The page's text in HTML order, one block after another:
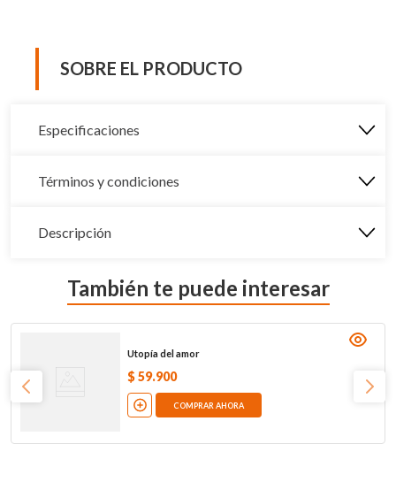
SOBRE EL PRODUCTO
Especificaciones
Términos y condiciones
Descripción
También te puede interesar
Utopía del amor
$ 59.900
COMPRAR AHORA